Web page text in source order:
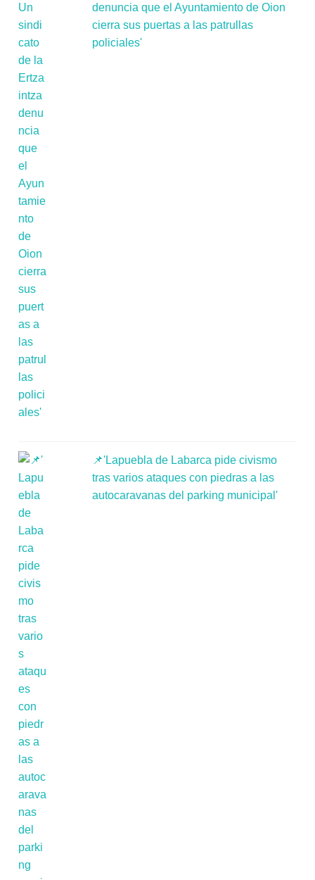
denuncia que el Ayuntamiento de Oion
cierra sus puertas a las patrullas
policiales'
📌'Lapuebla de Labarca pide civismo
tras varios ataques con piedras a las
autocaravanas del parking municipal'